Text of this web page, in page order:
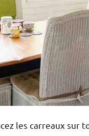
les carreaux sur